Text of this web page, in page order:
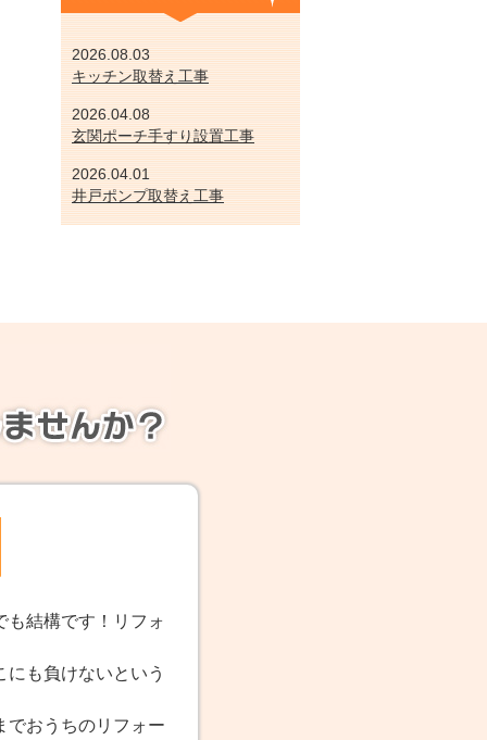
2026.08.03
キッチン取替え工事
2026.04.08
玄関ポーチ手すり設置工事
2026.04.01
井戸ポンプ取替え工事
も結構です！リフォ
も負けないという
でおうちのリフォー